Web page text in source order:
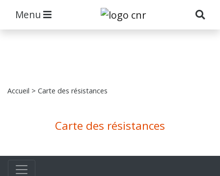
Menu
Accueil > Carte des résistances
Carte des résistances